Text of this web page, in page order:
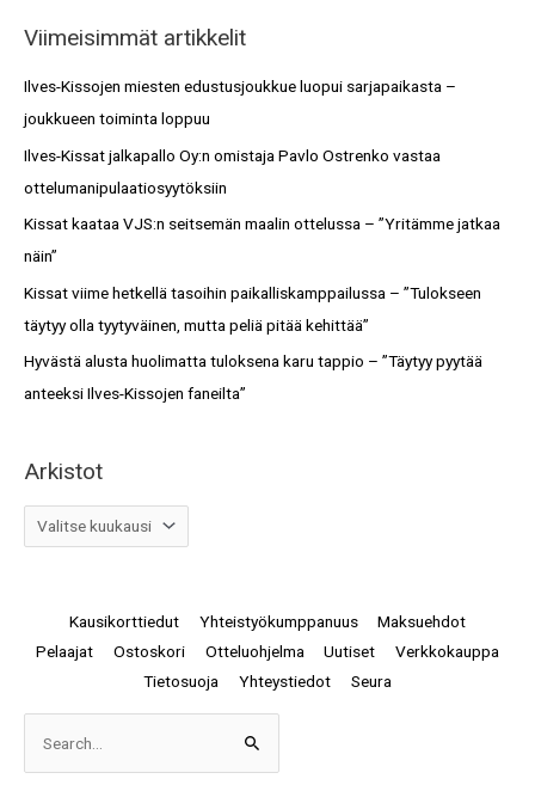
c
h
Viimeisimmät artikkelit
Ilves-Kissojen miesten edustusjoukkue luopui sarjapaikasta –
joukkueen toiminta loppuu
Ilves-Kissat jalkapallo Oy:n omistaja Pavlo Ostrenko vastaa
ottelumanipulaatiosyytöksiin
Kissat kaataa VJS:n seitsemän maalin ottelussa – ”Yritämme jatkaa
näin”
Kissat viime hetkellä tasoihin paikalliskamppailussa – ”Tulokseen
täytyy olla tyytyväinen, mutta peliä pitää kehittää”
Hyvästä alusta huolimatta tuloksena karu tappio – ”Täytyy pyytää
anteeksi Ilves-Kissojen faneilta”
Arkistot
i
t
o
t
Kausikorttiedut Yhteistyökumppanuus
Maksuehdot
Pelaajat
Ostoskori Otteluohjelma Uutiset
Verkkokauppa
Tietosuoja
Yhteystiedot Seura
Search
for: